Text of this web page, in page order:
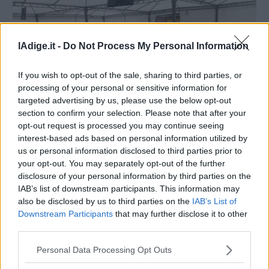
lAdige.it - Do Not Process My Personal Information
If you wish to opt-out of the sale, sharing to third parties, or
processing of your personal or sensitive information for
targeted advertising by us, please use the below opt-out
section to confirm your selection. Please note that after your
opt-out request is processed you may continue seeing
interest-based ads based on personal information utilized by
us or personal information disclosed to third parties prior to
your opt-out. You may separately opt-out of the further
disclosure of your personal information by third parties on the
IAB’s list of downstream participants. This information may
also be disclosed by us to third parties on the IAB’s List of
Downstream Participants that may further disclose it to other
Personal Data Processing Opt Outs
FIEMME – FASSA
Di cosa hanno discusso all’assemblea della
Regola Feudale di Predazzo
Dai molti lavori forestali al problema del bostrico nelle
foreste, ma anche i rapporti con le società degli impianti
per il bacino di Tresca
MARIO FELICETTI
27 LUGLIO 2021